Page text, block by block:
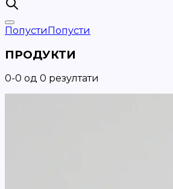
ПопустиПопусти
ПРОДУКТИ
0-0 од 0 резултати